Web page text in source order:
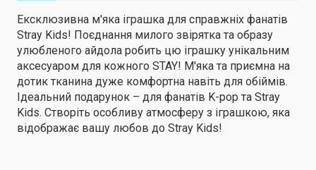
Ексклюзивна м'яка іграшка для справжніх фанатів
Stray Kids! Поєднання милого звірятка та образу
улюбленого айдола робить цю іграшку унікальним
аксесуаром для кожного STAY! М'яка та приємна на
дотик тканина дуже комфортна навіть для обіймів.
Ідеальний подарунок – для фанатів K-pop та Stray
Kids. Створіть особливу атмосферу з іграшкою, яка
відображає вашу любов до Stray Kids!